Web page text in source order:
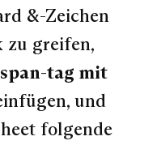
&-Zeichen
zu greifen,
span-tag mit
und
folgende